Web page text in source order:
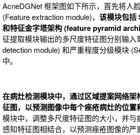
AcneDGNet 框架图如下所示，首先将人
(Feature extraction module)， 该模块包
和特征金字塔架构 (feature pyramid
征提取模块输出的多尺度特征图分别输入
detection module) 和严重程度分级模块
中。
在病灶检测模块中，通过区域提案网络
征图，以预测图像中每个痤疮病灶的位置
模块中，调整多尺度特征图的大小，并与
感知特征图相结合，以预测痤疮图像的严